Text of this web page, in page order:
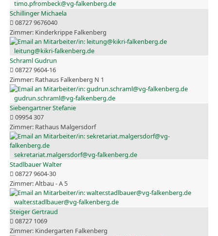
timo.pfrombeck@vg-falkenberg.de
Schillinger Michaela
08727 9676040
Kinderkrippe Falkenberg
leitung@kikri-falkenberg.de
Schraml Gudrun
08727 9604-16
Rathaus Falkenberg N 1
gudrun.schraml@vg-falkenberg.de
Siebengartner Stefanie
09954 307
Rathaus Malgersdorf
sekretariat.malgersdorf@vg-falkenberg.de
Stadlbauer Walter
08727 9604-30
Altbau - A 5
walter.stadlbauer@vg-falkenberg.de
Steiger Gertraud
08727 1069
Kindergarten Falkenberg